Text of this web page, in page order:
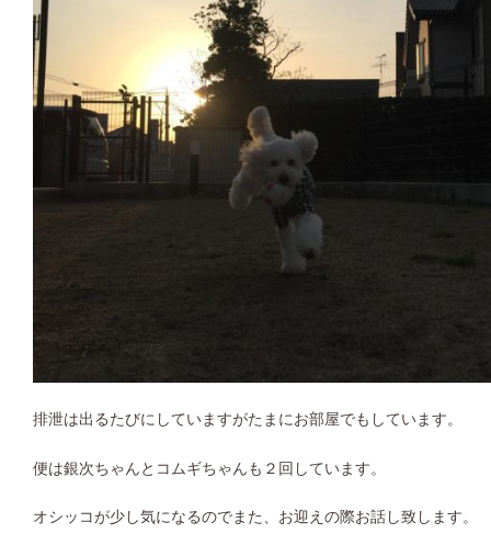
排泄は出るたびにしていますがたまにお部屋でもしています。
便は銀次ちゃんとコムギちゃんも２回しています。
オシッコが少し気になるのでまた、お迎えの際お話し致します。